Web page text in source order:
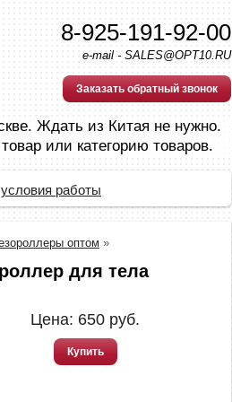
8-925-191-92-00
e-mail - SALES@OPT10.RU
Заказать обратный звонок
Ждать из Китая не нужно.
или категорию товаров.
работы
оптом »
для тела
Цена: 650 руб.
Купить